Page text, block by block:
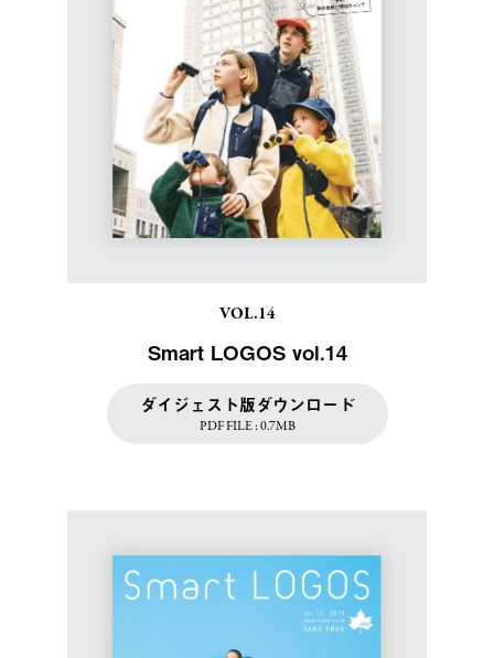
VOL.14
Smart LOGOS vol.14
ダイジェスト版ダウンロード
PDF FILE : 0.7MB